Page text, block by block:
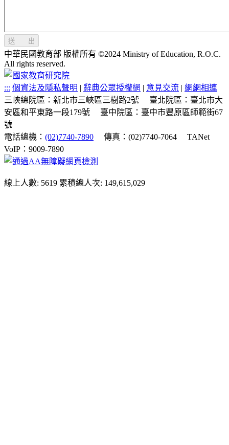
送 出
中華民國教育部 版權所有 ©2024 Ministry of Education, R.O.C.
All rights reserved.
::: 個資法及隱私聲明 | 辭典公眾授權網 | 意見交流 | 網網相連
三峽總院區：新北市三峽區三樹路2號
臺北院區：臺北市大
安區和平東路一段179號
臺中院區：臺中市豐原區師範街67
號
電話總機： (02)7740-7890 傳真：(02)7740-7064
TANet
VoIP：9009-7890
線上人數: 5619 累積總人次: 149,615,029